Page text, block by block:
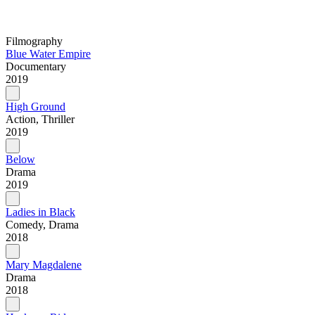
Filmography
Blue Water Empire
Documentary
2019
High Ground
Action, Thriller
2019
Below
Drama
2019
Ladies in Black
Comedy, Drama
2018
Mary Magdalene
Drama
2018